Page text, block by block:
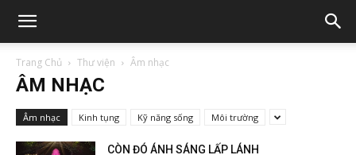
Trang Chủ Thư viện Âm nhạc
ÂM NHẠC
Âm nhạc Kinh tụng Kỹ năng sống Môi trường
CÒN ĐÓ ÁNH SÁNG LẤP LÁNH